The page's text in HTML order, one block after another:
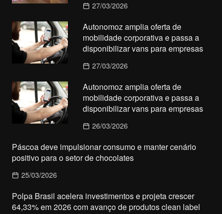
27/03/2026
Autonomoz amplia oferta de
mobilidade corporativa e passa a
disponibilizar vans para empresas
27/03/2026
Autonomoz amplia oferta de
mobilidade corporativa e passa a
disponibilizar vans para empresas
26/03/2026
Páscoa deve impulsionar consumo e manter cenário
positivo para o setor de chocolates
25/03/2026
Polpa Brasil acelera investimentos e projeta crescer
64,33% em 2026 com avanço de produtos clean label